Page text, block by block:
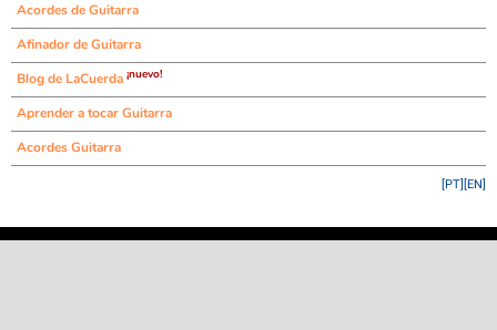
Acordes de Guitarra
Afinador de Guitarra
Blog de LaCuerda ¡nuevo!
Aprender a tocar Guitarra
Acordes Guitarra
[EN]
[PT]